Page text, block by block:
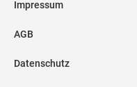
Impressum
AGB
Datenschutz